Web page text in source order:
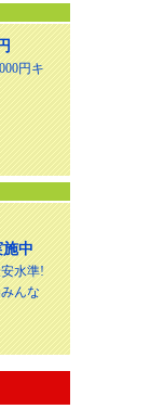
円キ
中
水準!
んな